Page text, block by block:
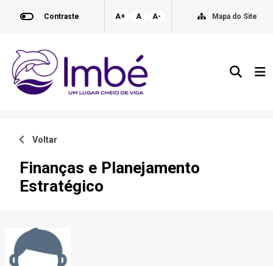
Contraste A+ A A- Mapa do Site
Voltar
Finanças e Planejamento
Estratégico